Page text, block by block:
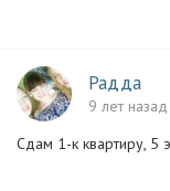
Радда
9 лет назад
Сдам 1-к квартиру, 5